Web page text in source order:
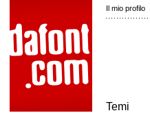
Il mio profilo
Temi